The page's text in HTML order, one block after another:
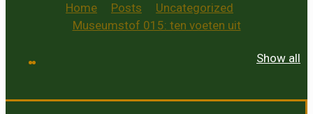
Home Posts
Uncategorized
Museumstof 015: ten voeten uit
Show all